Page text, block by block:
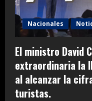
Nacionales
El ministro David
extraordinaria la
al alcanzar la
turistas.